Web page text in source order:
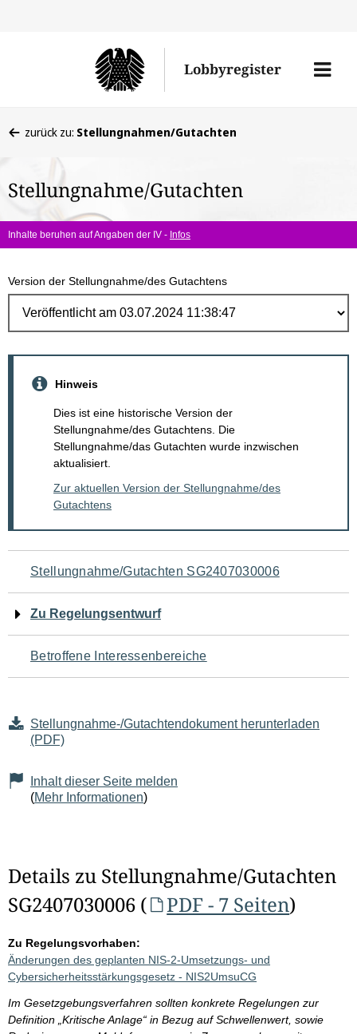
Lobbyregister
Menü
befinden
hier:
zurück zu: Stellungnahmen/Gutachten
Stellungnahme/Gutachten
Inhalte beruhen auf Angaben der IV - Infos
Version der Stellungnahme/des Gutachtens
Hinweis
Dies ist eine historische Version der
Stellungnahme/des Gutachtens. Die
Stellungnahme/das Gutachten wurde inzwischen
aktualisiert.
Zur aktuellen Version der Stellungnahme/des
Gutachtens
Navigation
für
den
Seiteninhalt
Stellungnahme/Gutachten SG2407030006
Zu Regelungsentwurf
Betroffene Interessenbereiche
Stellungnahme-/Gutachtendokument herunterladen
(PDF)
Inhalt dieser Seite melden
(Mehr Informationen)
Details zu Stellungnahme/Gutachten
SG2407030006 (
PDF - 7 Seiten)
Zu Regelungsvorhaben:
Änderungen des geplanten NIS-2-Umsetzungs- und
Cybersicherheitsstärkungsgesetz - NIS2UmsuCG
Im Gesetzgebungsverfahren sollten konkrete Regelungen zur
Definition „Kritische Anlage“ in Bezug auf Schwellenwert, sowie